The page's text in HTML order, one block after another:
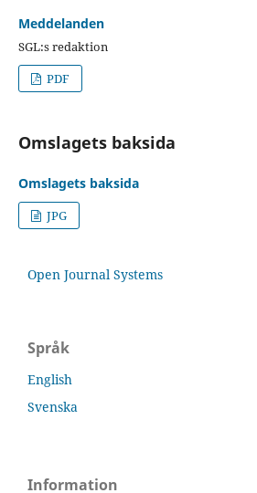
Meddelanden
SGL:s redaktion
PDF
Omslagets baksida
Omslagets baksida
JPG
Open Journal Systems
Språk
English
Svenska
Information